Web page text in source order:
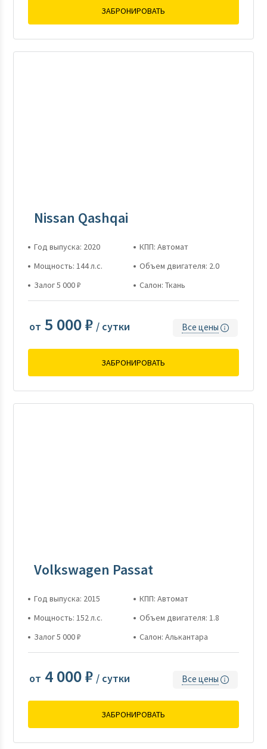
ЗАБРОНИРОВАТЬ
Nissan Qashqai
Год выпуска: 2020
КПП: Автомат
Мощность: 144 л.с.
Объем двигателя: 2.0
Залог 5 000 ₽
Салон: Ткань
от 5 000 ₽ / сутки Все цены
ЗАБРОНИРОВАТЬ
Volkswagen Passat
Год выпуска: 2015
КПП: Автомат
Мощность: 152 л.с.
Объем двигателя: 1.8
Залог 5 000 ₽
Салон: Алькантара
от 4 000 ₽ / сутки Все цены
ЗАБРОНИРОВАТЬ